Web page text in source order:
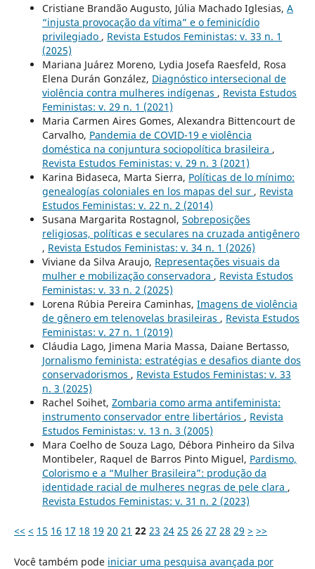
Cristiane Brandão Augusto, Júlia Machado Iglesias, A
“injusta provocação da vítima” e o feminicídio
privilegiado , Revista Estudos Feministas: v. 33 n. 1
(2025)
Mariana Juárez Moreno, Lydia Josefa Raesfeld, Rosa
Elena Durán González, Diagnóstico intersecional de
violência contra mulheres indígenas , Revista Estudos
Feministas: v. 29 n. 1 (2021)
Maria Carmen Aires Gomes, Alexandra Bittencourt de
Carvalho, Pandemia de COVID-19 e violência
doméstica na conjuntura sociopolítica brasileira ,
Revista Estudos Feministas: v. 29 n. 3 (2021)
Karina Bidaseca, Marta Sierra, Políticas de lo mínimo:
genealogías coloniales en los mapas del sur , Revista
Estudos Feministas: v. 22 n. 2 (2014)
Susana Margarita Rostagnol, Sobreposições
religiosas, políticas e seculares na cruzada antigênero
, Revista Estudos Feministas: v. 34 n. 1 (2026)
Viviane da Silva Araujo, Representações visuais da
mulher e mobilização conservadora , Revista Estudos
Feministas: v. 33 n. 2 (2025)
Lorena Rúbia Pereira Caminhas, Imagens de violência
de gênero em telenovelas brasileiras , Revista Estudos
Feministas: v. 27 n. 1 (2019)
Cláudia Lago, Jimena Maria Massa, Daiane Bertasso,
Jornalismo feminista: estratégias e desafios diante dos
conservadorismos , Revista Estudos Feministas: v. 33
n. 3 (2025)
Rachel Soihet, Zombaria como arma antifeminista:
instrumento conservador entre libertários , Revista
Estudos Feministas: v. 13 n. 3 (2005)
Mara Coelho de Souza Lago, Débora Pinheiro da Silva
Montibeler, Raquel de Barros Pinto Miguel, Pardismo,
Colorismo e a “Mulher Brasileira”: produção da
identidade racial de mulheres negras de pele clara ,
Revista Estudos Feministas: v. 31 n. 2 (2023)
<< < 15 16 17 18 19 20 21 22 23 24 25 26 27 28 29 > >>
Você também pode iniciar uma pesquisa avançada por